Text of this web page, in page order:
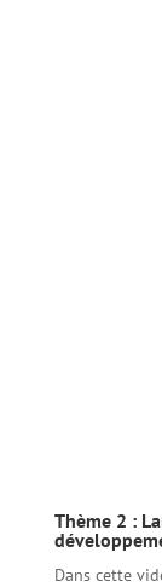
Thème 2 :
Dans cette